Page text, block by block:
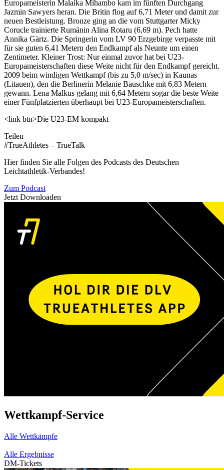
Europameisterin Malaika Mihambo kam im fünften Durchgang
Jazmin Sawyers heran. Die Britin flog auf 6,71 Meter und damit zur
neuen Bestleistung. Bronze ging an die vom Stuttgarter Micky
Corucle trainierte Rumänin Alina Rotaru (6,69 m). Pech hatte
Annika Gärtz. Die Springerin vom LV 90 Erzgebirge verpasste mit
für sie guten 6,41 Metern den Endkampf als Neunte um einen
Zentimeter. Kleiner Trost: Nur einmal zuvor hat bei U23-
Europameisterschaften diese Weite nicht für den Endkampf gereicht.
2009 beim windigen Wettkampf (bis zu 5,0 m/sec) in Kaunas
(Litauen), den die Berlinerin Melanie Bauschke mit 6,83 Metern
gewann. Lena Malkus gelang mit 6,64 Metern sogar die beste Weite
einer Fünfplatzierten überhaupt bei U23-Europameisterschaften.
<link btn>Die U23-EM kompakt
Teilen
#TrueAthletes – TrueTalk
Hier finden Sie alle Folgen des Podcasts des Deutschen
Leichtathletik-Verbandes!
Zum Podcast
Jetzt Downloaden
Wettkampf-Service
Alle Wettkämpfe
Alle Ergebnisse
DM-Tickets